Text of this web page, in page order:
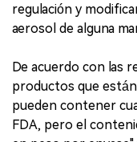
regulación y
aerosol de alguna
De acuerdo con las
productos que
pueden contener
FDA, pero el